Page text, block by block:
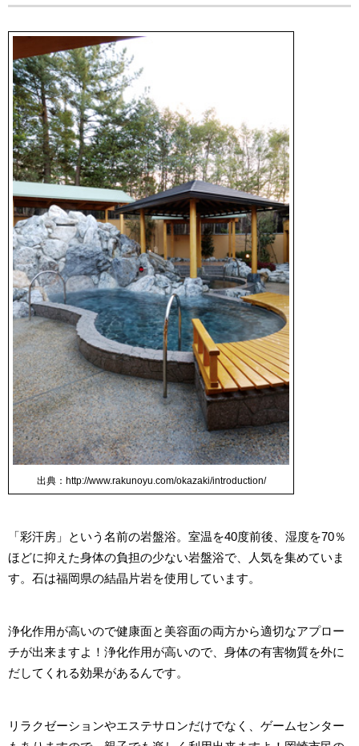
出典：http://www.rakunoyu.com/okazaki/introduction/
「彩汗房」という名前の岩盤浴。室温を40度前後、湿度を70％
ほどに抑えた身体の負担の少ない岩盤浴で、人気を集めていま
す。石は福岡県の結晶片岩を使用しています。
浄化作用が高いので健康面と美容面の両方から適切なアプロー
チが出来ますよ！浄化作用が高いので、身体の有害物質を外に
だしてくれる効果があるんです。
リラクゼーションやエステサロンだけでなく、ゲームセンター